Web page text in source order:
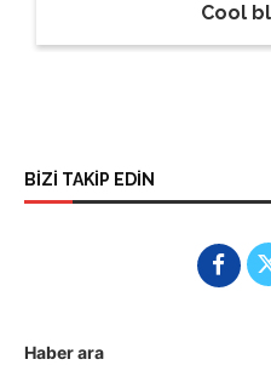
Cool
BİZİ TAKİP EDİN
Haber ara